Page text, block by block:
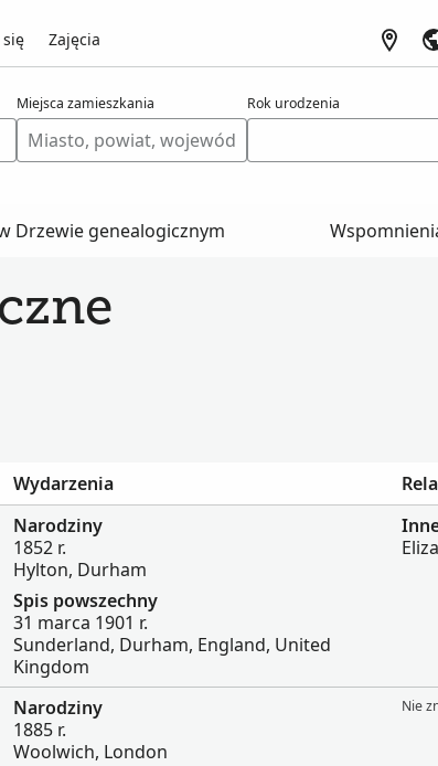
Zajęcia
Miejsca zamieszkania Rok urodzenia
Drzewie genealogicznym
Wydarzenia
Narodziny
1852 r.
Hylton, Durham
Spis powszechny
31 marca 1901 r.
Sunderland, Durham, England, United
Kingdom
Narodziny
1885 r.
Woolwich, London
Nie